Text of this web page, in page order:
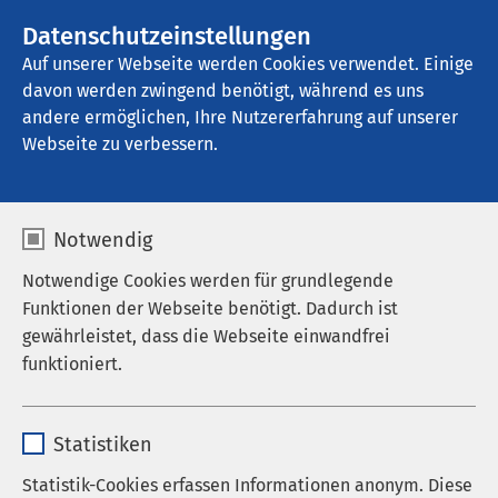
Datenschutzeinstellungen
Auf unserer Webseite werden Cookies verwendet. Einige
davon werden zwingend benötigt, während es uns
andere ermöglichen, Ihre Nutzererfahrung auf unserer
Webseite zu verbessern.
Notwendig
Notwendige Cookies werden für grundlegende
Funktionen der Webseite benötigt. Dadurch ist
gewährleistet, dass die Webseite einwandfrei
funktioniert.
Anbieter sgalinski
Statistiken
Statistik-Cookies erfassen Informationen anonym. Diese
AMEOS Pflege Ueckermünde